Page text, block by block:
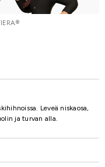
Leveä niskaosa,
ja turvan alla.